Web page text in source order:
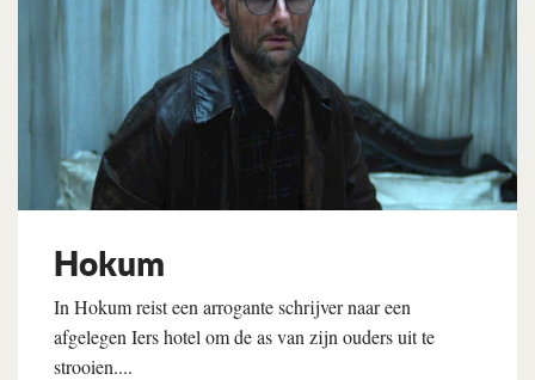
Hokum
In Hokum reist een arrogante schrijver naar een
afgelegen Iers hotel om de as van zijn ouders uit te
strooien....